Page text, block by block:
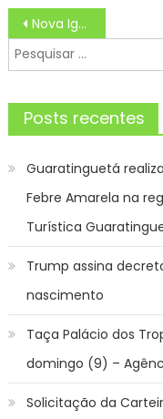
Navegação
de
Post
Nova Iguaçu promove ‘Folia Segura’ por um carnaval sem assédio
Pesquisar
por:
Posts recentes
Guaratinguetá
Febre Amarela na
Turística
Trump assina
nascimento
Taça Palácio dos
domingo (9) –
Solicitação da